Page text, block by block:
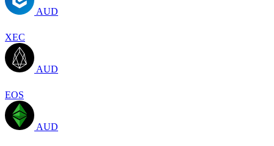
AUD
XEC
AUD
EOS
AUD